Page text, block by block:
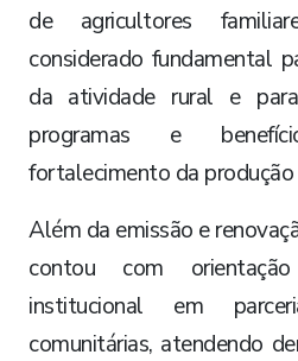
de agricultores
considerado fundamental
da atividade rural e
programas e
fortalecimento da produção
Além da emissão e
contou com
institucional em
comunitárias, atendendo